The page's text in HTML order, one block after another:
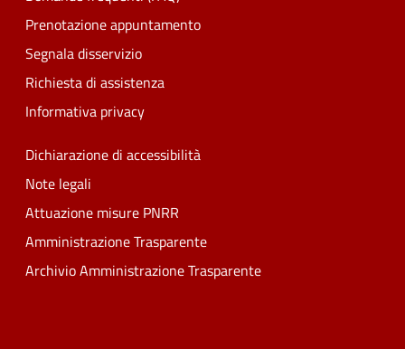
Prenotazione appuntamento
Segnala disservizio
Richiesta di assistenza
Informativa privacy
Dichiarazione di accessibilità
Note legali
Attuazione misure PNRR
Amministrazione Trasparente
Archivio Amministrazione Trasparente